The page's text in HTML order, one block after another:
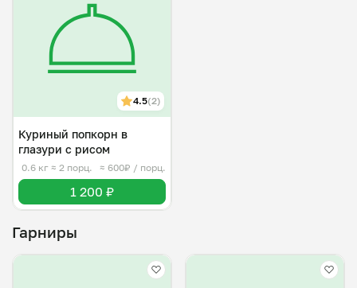
4.5(2)
Куриный попкорн в
глазури с рисом
0.6 кг ≈ 2 порц. ≈ 600₽ / порц.
1 200 ₽
Гарниры